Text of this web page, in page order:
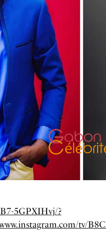
5GPXIHvj/?
tv/